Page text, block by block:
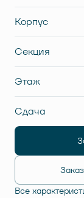
Корпус
Секция
Этаж
Сдача
Все